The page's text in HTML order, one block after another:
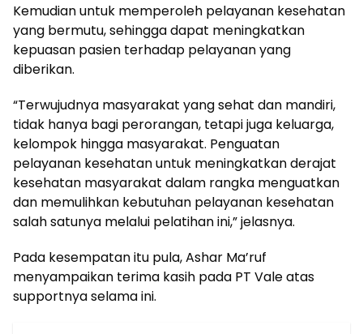
Kemudian untuk memperoleh pelayanan kesehatan
yang bermutu, sehingga dapat meningkatkan
kepuasan pasien terhadap pelayanan yang
diberikan.
“Terwujudnya masyarakat yang sehat dan mandiri,
tidak hanya bagi perorangan, tetapi juga keluarga,
kelompok hingga masyarakat. Penguatan
pelayanan kesehatan untuk meningkatkan derajat
kesehatan masyarakat dalam rangka menguatkan
dan memulihkan kebutuhan pelayanan kesehatan
salah satunya melalui pelatihan ini,” jelasnya.
Pada kesempatan itu pula, Ashar Ma’ruf
menyampaikan terima kasih pada PT Vale atas
supportnya selama ini.